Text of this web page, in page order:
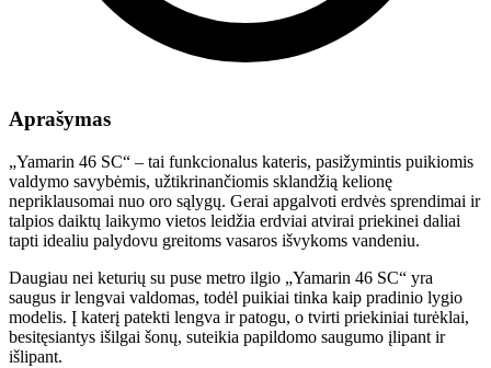
Aprašymas
„Yamarin 46 SC“ – tai funkcionalus kateris, pasižymintis puikiomis
valdymo savybėmis, užtikrinančiomis sklandžią kelionę
nepriklausomai nuo oro sąlygų. Gerai apgalvoti erdvės sprendimai ir
talpios daiktų laikymo vietos leidžia erdviai atvirai priekinei daliai
tapti idealiu palydovu greitoms vasaros išvykoms vandeniu.
Daugiau nei keturių su puse metro ilgio „Yamarin 46 SC“ yra
saugus ir lengvai valdomas, todėl puikiai tinka kaip pradinio lygio
modelis. Į katerį patekti lengva ir patogu, o tvirti priekiniai turėklai,
besitęsiantys išilgai šonų, suteikia papildomo saugumo įlipant ir
išlipant.